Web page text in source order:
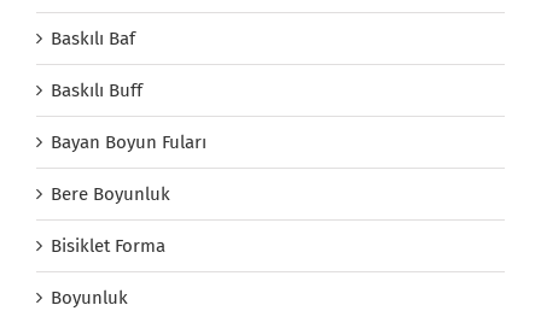
Baskılı Baf
Baskılı Buff
Bayan Boyun Fuları
Bere Boyunluk
Bisiklet Forma
Boyunluk